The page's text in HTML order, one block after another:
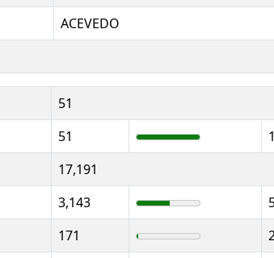
ACEVEDO
51
51
17,191
3,143
171